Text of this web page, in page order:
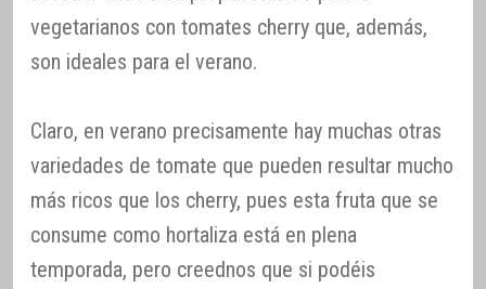
vegetarianos con tomates cherry que, además,
son ideales para el verano.
Claro, en verano precisamente hay muchas otras
variedades de tomate que pueden resultar mucho
más ricos que los cherry, pues esta fruta que se
consume como hortaliza está en plena
temporada, pero creednos que si podéis